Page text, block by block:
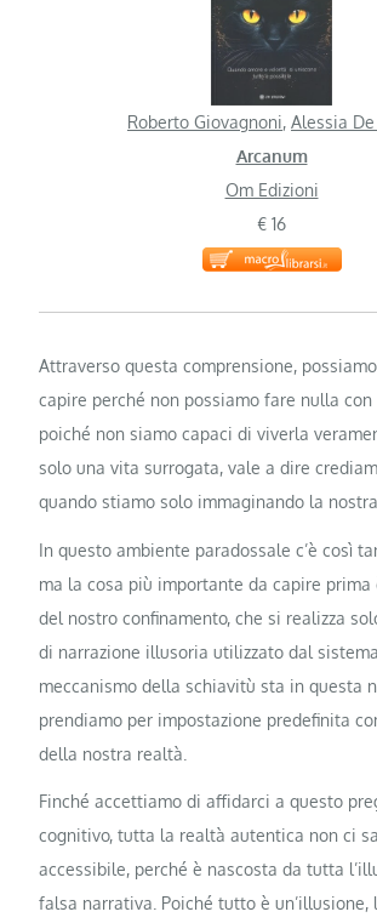
Roberto Giovagnoni, Alessia
Arcanum
Om Edizioni
€ 16
Attraverso questa comprensione,
capire perché non possiamo fare nulla
poiché non siamo capaci di viverla
solo una vita surrogata, vale a dire
quando stiamo solo immaginando la
In questo ambiente paradossale c’è così
ma la cosa più importante da capire prima
del nostro confinamento, che si realizza
di narrazione illusoria utilizzato dal
meccanismo della schiavitù sta in questa
prendiamo per impostazione predefinita
della nostra realtà.
Finché accettiamo di affidarci a questo
cognitivo, tutta la realtà autentica non ci
accessibile, perché è nascosta da tutta
falsa narrativa. Poiché tutto è un’illusione,